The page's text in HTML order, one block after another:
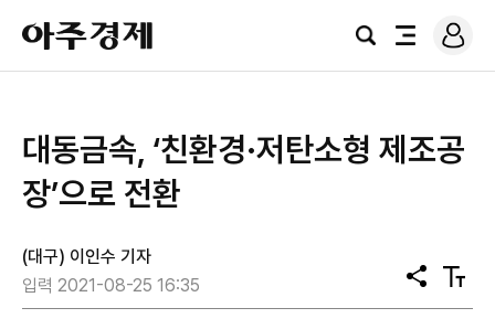
아
주
경
검
전
로
그
대동금속, ‘친환경·저탄소형 제조공
장’으로 전환
(대구) 이인수 기자
입력 2021-08-25 16:35
공
유
텍
스